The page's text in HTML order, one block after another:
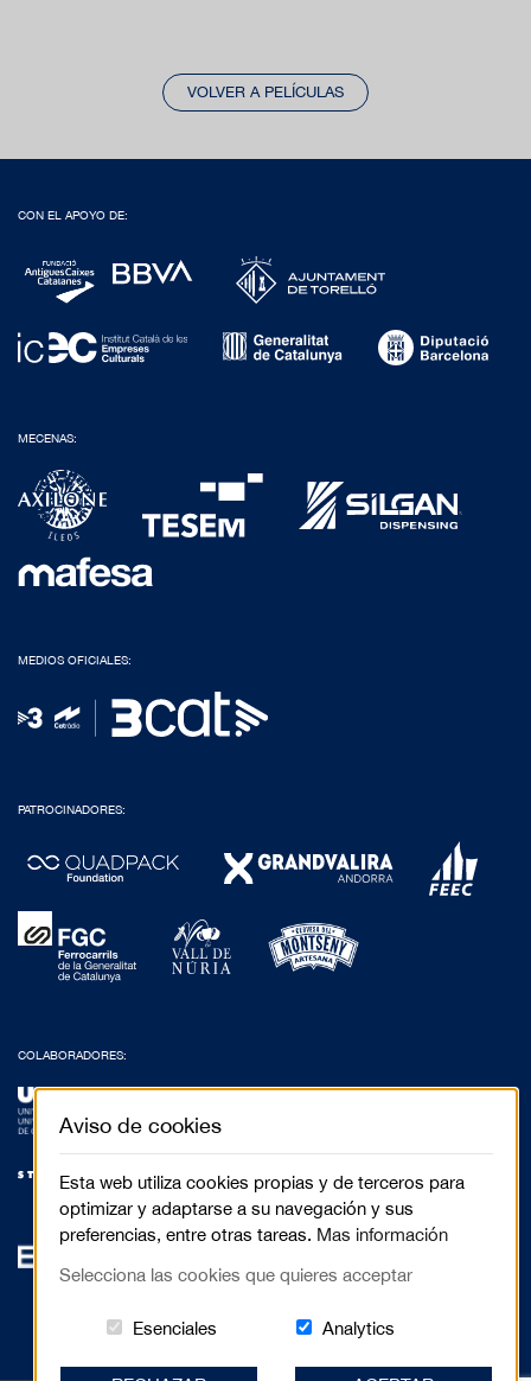
VOLVER A PELÍCULAS
CON EL APOYO DE:
MECENAS:
MEDIOS OFICIALES:
PATROCINADORES:
COLABORADORES:
Aviso de cookies
Esta web utiliza cookies propias y de terceros para
optimizar y adaptarse a su navegación y sus
preferencias, entre otras tareas. Mas información
Selecciona las cookies que quieres acceptar
Esenciales Estas cookies són essenciales para
AnalyticsCookies related